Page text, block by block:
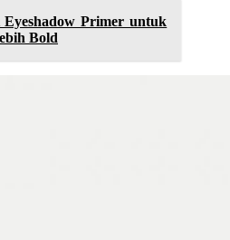
Eyeshadow Primer untuk
Bold